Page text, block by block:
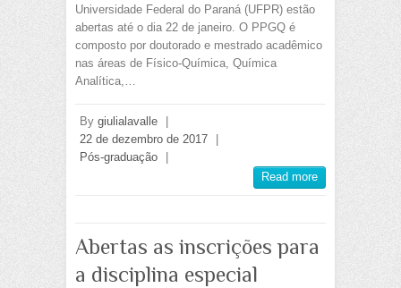
Universidade Federal do Paraná (UFPR) estão
abertas até o dia 22 de janeiro. O PPGQ é
composto por doutorado e mestrado acadêmico
nas áreas de Físico-Química, Química
Analítica,…
By giulialavalle
22 de dezembro de 2017
Pós-graduação
Read more
Abertas as inscrições para
a disciplina especial